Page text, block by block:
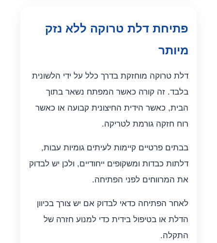
פתיחת דלת טרוקה ללא נזק
מיותר
דלת טרוקה מוחזקת בדרך כלל על ידי הלשונית
בלבד. זה קורה כאשר המפתח נשאר בתוך
הבית, כאשר הידית החיצונית קבועה או כאשר
רוח חזקה גורמת לטריקה.
בבתים פרטיים קיימות לעיתים גומיות עבות,
דלתות כבדות ומשקופים ייחודיים, ולכן יש לבדוק
את המרווחים לפני הפתיחה.
לאחר הפתיחה כדאי לבדוק אם יש צורך בכיוון
הדלת או בטיפול בידית כדי למנוע חזרה של
התקלה.